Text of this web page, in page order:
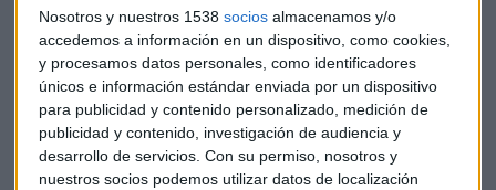
Nosotros y nuestros 1538 socios almacenamos y/o
accedemos a información en un dispositivo, como cookies,
y procesamos datos personales, como identificadores
únicos e información estándar enviada por un dispositivo
para publicidad y contenido personalizado, medición de
publicidad y contenido, investigación de audiencia y
desarrollo de servicios. Con su permiso, nosotros y
nuestros socios podemos utilizar datos de localización
El asesor destaca que grandes tecnológicas como Alphabet
y Microsoft ofrecen más que solo IA: "Alphabet, una
compañía que genera muchísima caja, que tiene caja neta,
que la inteligencia artificial es un plus porque le puede dar
nuevos ingresos a futuro, pero tiene más negocios".